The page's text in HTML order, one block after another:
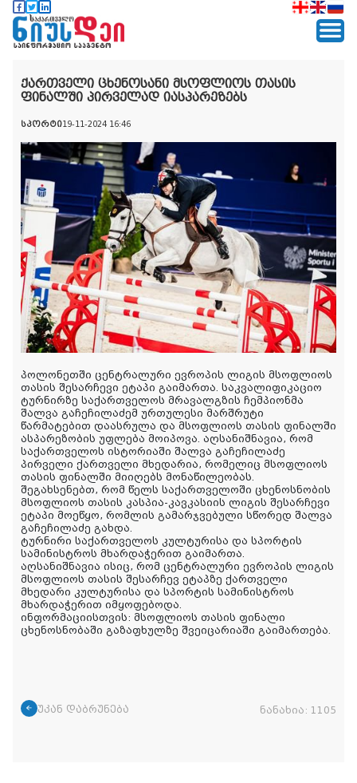
ქართველი ცხენოსანი მსოფლიოს თასის
ფინალში პირველად იასპარეზებს
სპორტი19-11-2024 16:46
პოლონეთში ცენტრალური ევროპის ლიგის მსოფლიოს
თასის შესარჩევი ეტაპი გაიმართა. საკვალიფიკაციო
ტურნირზე საქართველოს მრავალგზის ჩემპიონმა
შალვა გაჩეჩილაძემ ურთულესი მარშრუტი
წარმატებით დაასრულა და მსოფლიოს თასის ფინალში
ასპარეზობის უფლება მოიპოვა. აღსანიშნავია, რომ
საქართველოს ისტორიაში შალვა გაჩეჩილაძე
პირველი ქართველი მხედარია, რომელიც მსოფლიოს
თასის ფინალში მიიღებს მონაწილეობას.
შეგახსენებთ, რომ წელს საქართველოში ცხენოსნობის
მსოფლიოს თასის კასპია-კავკასიის ლიგის შესარჩევი
ეტაპი მოეწყო, რომლის გამარჯვებული სწორედ შალვა
გაჩეჩილაძე გახდა.
ტურნირი საქართველოს კულტურისა და სპორტის
სამინისტროს მხარდაჭერით გაიმართა.
აღსანიშნავია ისიც, რომ ცენტრალური ევროპის ლიგის
მსოფლიოს თასის შესარჩევ ეტაპზე ქართველი
მხედარი კულტურისა და სპორტის სამინისტროს
მხარდაჭერით იმყოფებოდა.
ინფორმაციისთვის: მსოფლიოს თასის ფინალი
ცხენოსნობაში გაზაფხულზე შვეიცარიაში გაიმართება.
უკან დაბრუნება ნანახია: 1105